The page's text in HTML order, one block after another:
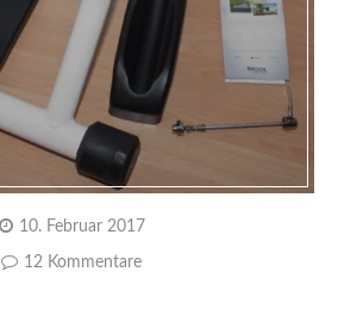
10. Februar 2017
12 Kommentare